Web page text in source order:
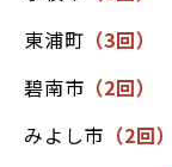
東浦町 （3回）
碧南市 （2回）
みよし市 （2回）